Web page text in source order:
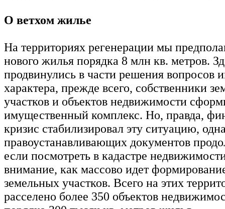
О ветхом жилье
На территориях регенерации мы
нового жилья порядка 8 млн кв. метров.
продвинулись в части решения вопросов
характера, прежде всего, собственники
участков и объектов недвижимости
имущественный комплекс. Но, правда,
кризис стабилизировал эту ситуацию,
правоустанавливающих документов
если посмотреть в кадастре
внимание, как массово идет
земельных участков. Всего на этих
расселено более 350 объектов